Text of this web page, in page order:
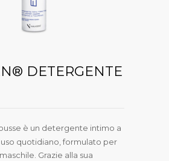
DETERGENTE
è un detergente intimo a
quotidiano, formulato per
Grazie alla sua